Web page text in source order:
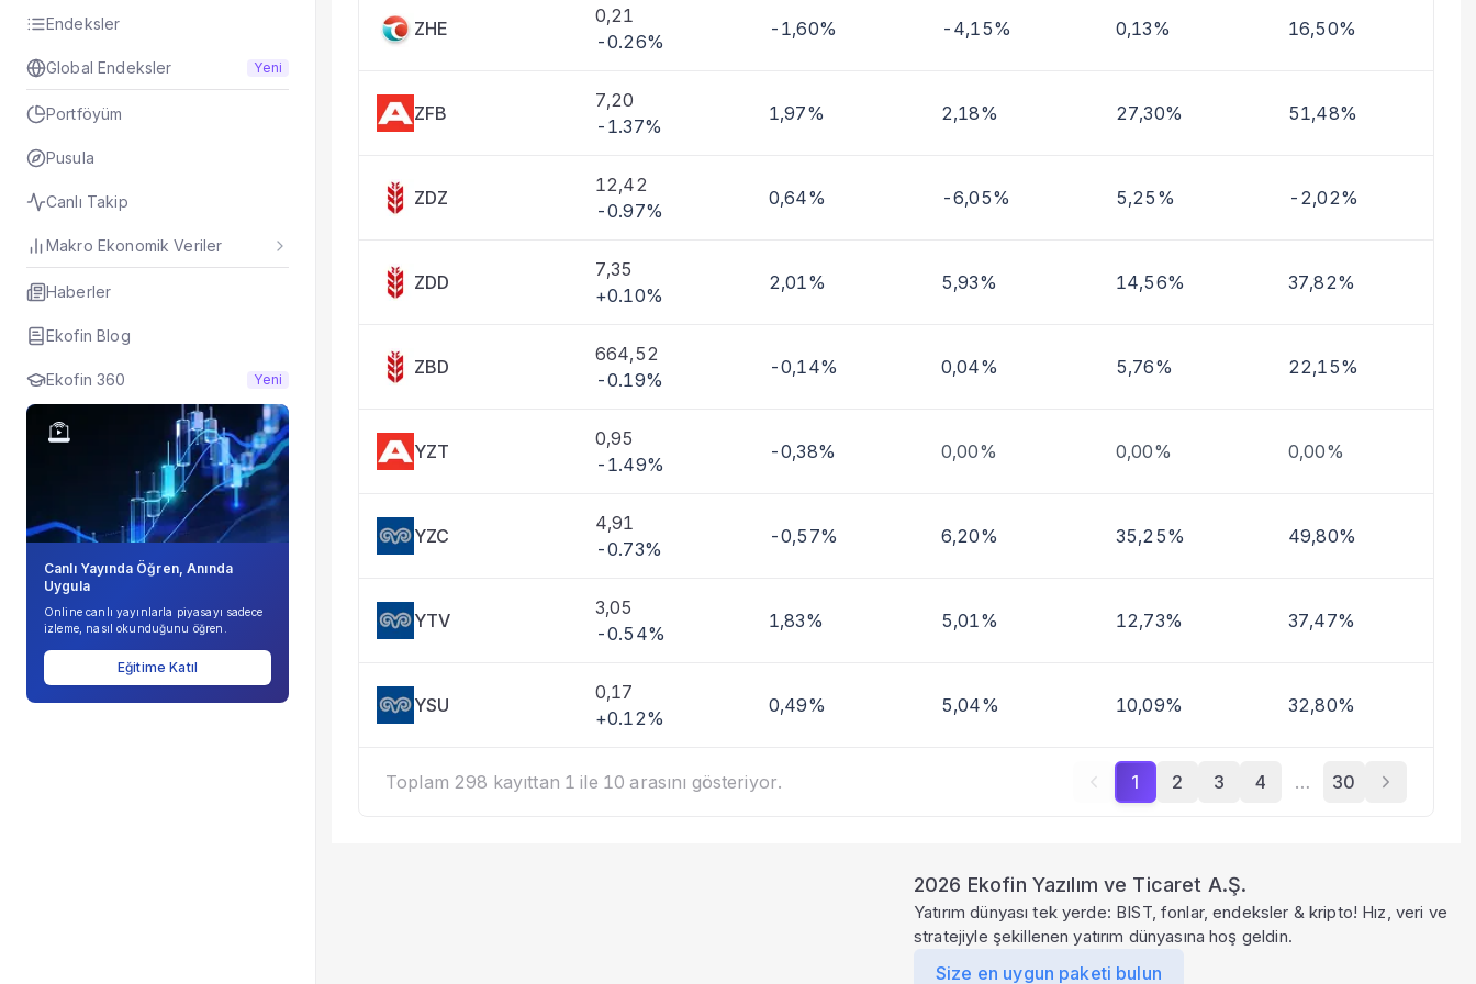
Endeksler
Global Endeksler Yeni
Portföyüm
Pusula
Canlı Takip
Makro Ekonomik Veriler
Haberler
Ekofin Blog
Ekofin 360 Yeni
Canlı Yayında Öğren, Anında
Uygula
Online canlı yayınlarla piyasayı sadece
izleme, nasıl okunduğunu öğren.
Eğitime Katıl
Taşınan Fonlar
Fiyat Endeks Değişimi
ZHE
0,21
-0.26%
-1,60% -4,15% 0,13% 16,50%
ZFB
7,20
-1.37%
1,97% 2,18% 27,30% 51,48%
ZDZ
12,42
-0.97%
0,64% -6,05% 5,25% -2,02%
ZDD
7,35
+0.10%
2,01% 5,93% 14,56% 37,82%
ZBD
664,52
-0.19%
-0,14% 0,04% 5,76% 22,15%
YZT
0,95
-1.49%
-0,38% 0,00% 0,00% 0,00%
YZC
4,91
-0.73%
-0,57% 6,20% 35,25% 49,80%
YTV
3,05
-0.54%
1,83% 5,01% 12,73% 37,47%
YSU
0,17
+0.12%
0,49% 5,04% 10,09% 32,80%
Toplam 298 kayıttan 1 ile 10 arasını gösteriyor. 1 2 3 4 … 30
2026 Ekofin Yazılım ve Ticaret A.Ş.
Yatırım dünyası tek yerde: BIST, fonlar, endeksler & kripto! Hız, veri ve
stratejiyle şekillenen yatırım dünyasına hoş geldin.
Size en uygun paketi bulun